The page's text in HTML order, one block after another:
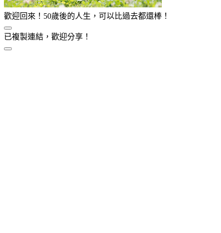
歡迎回來！50歲後的人生，可以比過去都還棒！
已複製連結，歡迎分享！